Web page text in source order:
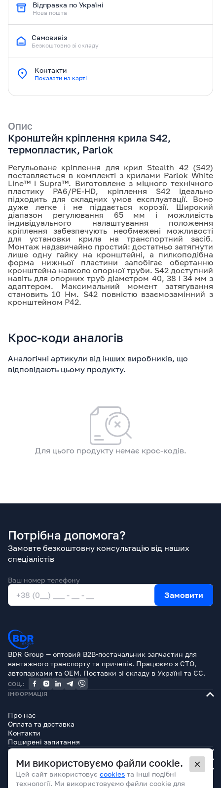
Відправка по Україні
Нова пошта
Самовивіз
Безкоштовно зі складу
Контакти
Показати на карті
Опис
Кронштейн кріплення крила S42,
термопластик, Parlok
Регульоване кріплення для крил Stealth 42 (S42)
поставляється в комплекті з крилами Parlok White
Line™ і Supra™. Виготовлене з міцного технічного
пластику PA6/PE-HD, кріплення S42 ідеально
підходить для складних умов експлуатації. Воно
дуже легке і не піддається корозії. Широкий
діапазон регулювання 65 мм і можливість
індивідуального налаштування положення
кріплення забезпечують необмежені можливості
для установки крила на транспортний засіб.
Монтаж надзвичайно простий: достатньо затягнути
лише одну гайку на кронштейні, а пилкоподібна
форма нижньої пластини запобігає обертанню
кронштейна навколо опорної труби. S42 доступний
навіть для опорних труб діаметром 40, 38 і 34 мм з
адаптером. Максимальний момент затягування
становить 10 Нм. S42 повністю взаємозамінний з
кронштейном P42.
Крос-коди аналогів
Аналогічні артикули від інших виробників, що
відповідають цьому продукту.
Для цього продукту немає крос-кодів.
Потрібна допомога?
Замовте безкоштовну консультацію від наших
спеціалістів
Ваш номер телефону
Замовити
BDR Group — оптовий B2B-постачальник запчастин для
вантажного транспорту та причепів. Працюємо з СТО,
автопарками та OEM. Поставки зі складу в Україні та ЄС.
СОЦ.:
ІНФОРМАЦІЯ
Про нас
Оплата та доставка
Контакти
Поширені запитання
КАТАЛОГ
БРЕНДИ
ЮРИДИЧНА ІНФОРМАЦІЯ
Ми використовуємо файли cookie.
Цей сайт використовує cookies та інші подібні
технології. Ми використовуємо файли cookie для